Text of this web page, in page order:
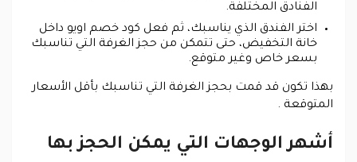
الفنادق المختلفة.
اختر الفندق الذي يناسبك، ثم فعل كود خصم اويو داخل
خانة التخفيض، حتى تتمكن من حجز الغرفة التي تناسبك
بسعر خاص وغير متوقع.
بهذا تكون قد قمت بحجز الغرفة التي تناسبك بأقل الأسعار
المتوقعة .
أشهر الوجهات التي يمكن الحجز بها